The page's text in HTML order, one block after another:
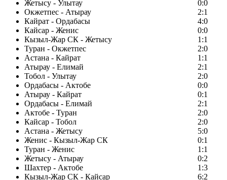
Жетысу - Улытау
0:0
Окжетпес - Атырау
2:1
Кайрат - Ордабасы
4:0
Кайсар - Женис
0:0
Кызыл-Жар СК - Жетысу
1:1
Туран - Окжетпес
2:0
Астана - Кайрат
1:1
Атырау - Елимай
2:1
Тобол - Улытау
2:0
Ордабасы - Актобе
0:0
Атырау - Кайрат
0:1
Ордабасы - Елимай
2:1
Актобе - Туран
2:0
Кайсар - Тобол
2:0
Астана - Жетысу
5:0
Женис - Кызыл-Жар СК
0:1
Туран - Женис
1:1
Жетысу - Атырау
0:2
Шахтер - Актобе
1:3
Кызыл-Жар СК - Кайсар
6:2